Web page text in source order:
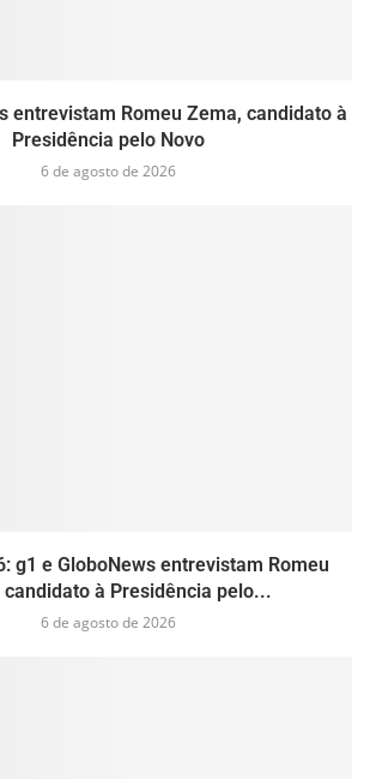
entrevistam Romeu Zema, candidato à
Presidência pelo Novo
6 de agosto de 2026
g1 e GloboNews entrevistam Romeu
candidato à Presidência pelo...
6 de agosto de 2026